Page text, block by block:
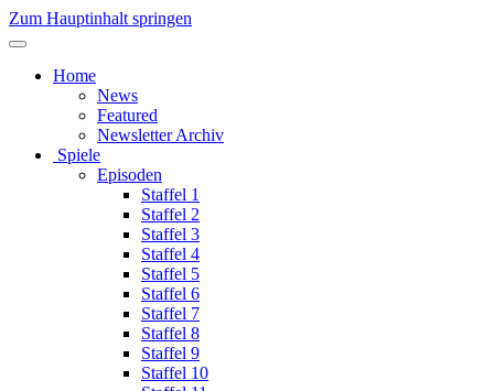
Zum Hauptinhalt springen
Home
News
Featured
Newsletter Archiv
Spiele
Episoden
Staffel 1
Staffel 2
Staffel 3
Staffel 4
Staffel 5
Staffel 6
Staffel 7
Staffel 8
Staffel 9
Staffel 10